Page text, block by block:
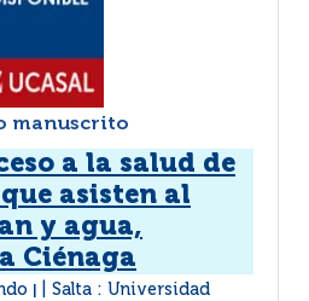
manuscrito
a la salud de
asisten al
y agua,
Ciénaga
Salta : Universidad